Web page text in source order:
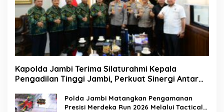
Kapolda Jambi Terima Silaturahmi Kepala
Pengadilan Tinggi Jambi, Perkuat Sinergi Antar
Polda Jambi Matangkan Pengamanan
Presisi Merdeka Run 2026 Melalui Tactical